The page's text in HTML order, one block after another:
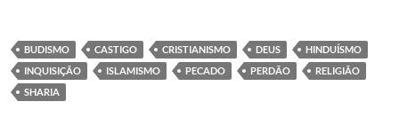
BUDISMO CASTIGO CRISTIANISMO DEUS
HINDUÍSMO
INQUISIÇÃO
ISLAMISMO PECADO PERDÃO
RELIGIÃO
SHARIA